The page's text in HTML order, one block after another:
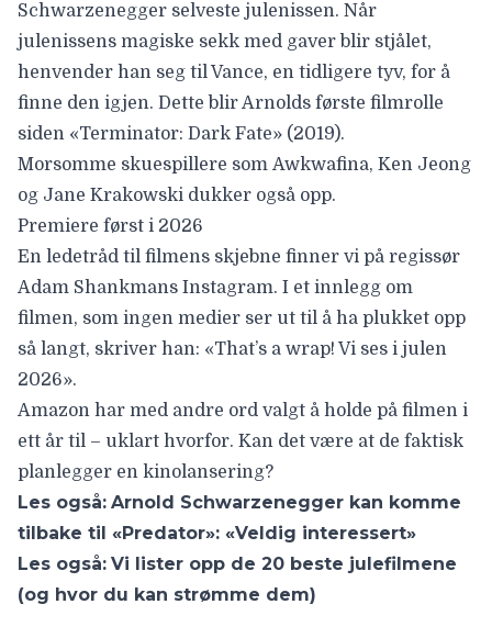
Schwarzenegger selveste julenissen. Når
julenissens magiske sekk med gaver blir stjålet,
henvender han seg til Vance, en tidligere tyv, for å
finne den igjen. Dette blir Arnolds første filmrolle
siden «Terminator: Dark Fate» (2019).
Morsomme skuespillere som Awkwafina, Ken Jeong
og Jane Krakowski dukker også opp.
Premiere først i 2026
En ledetråd til filmens skjebne finner vi på regissør
Adam Shankmans Instagram. I et innlegg om
filmen, som ingen medier ser ut til å ha plukket opp
så langt, skriver han: «That’s a wrap! Vi ses i julen
2026».
Amazon har med andre ord valgt å holde på filmen i
ett år til – uklart hvorfor. Kan det være at de faktisk
planlegger en kinolansering?
Les også: Arnold Schwarzenegger kan komme
tilbake til «Predator»: «Veldig interessert»
Les også: Vi lister opp de 20 beste julefilmene
(og hvor du kan strømme dem)